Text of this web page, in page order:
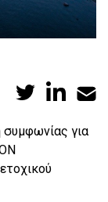
για